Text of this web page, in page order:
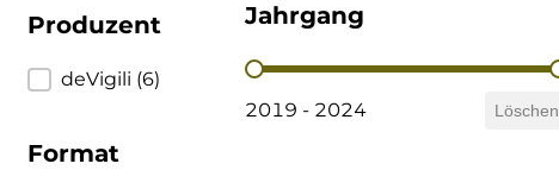
Produzent
Produzent
deVigili (6)
Format
Jahrgang
Jahrgang
2019 - 2024 Löschen